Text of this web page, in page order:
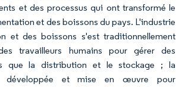
et des processus qui ont transformé le
et des boissons du pays. L'industrie
et des boissons s'est traditionnellement
travailleurs humains pour gérer des
que la distribution et le stockage ; la
développée et mise en œuvre pour